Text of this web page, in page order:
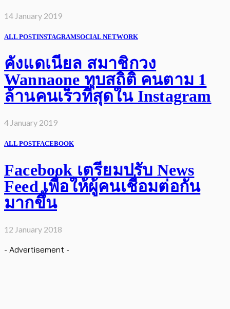
14 January 2019
ALL POSTINSTAGRAMSOCIAL NETWORK
คังแดเนียล สมาชิกวง
Wannaone ทุบสถิติ คนตาม 1
ล้านคนเร็วที่สุดใน Instagram
4 January 2019
ALL POSTFACEBOOK
Facebook เตรียมปรับ News
Feed เพื่อให้ผู้คนเชื่อมต่อกัน
มากขึ้น
12 January 2018
- Advertisement -